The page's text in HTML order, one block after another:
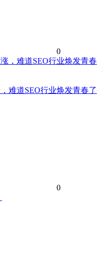
0
难道SEO行业焕发青春了
0